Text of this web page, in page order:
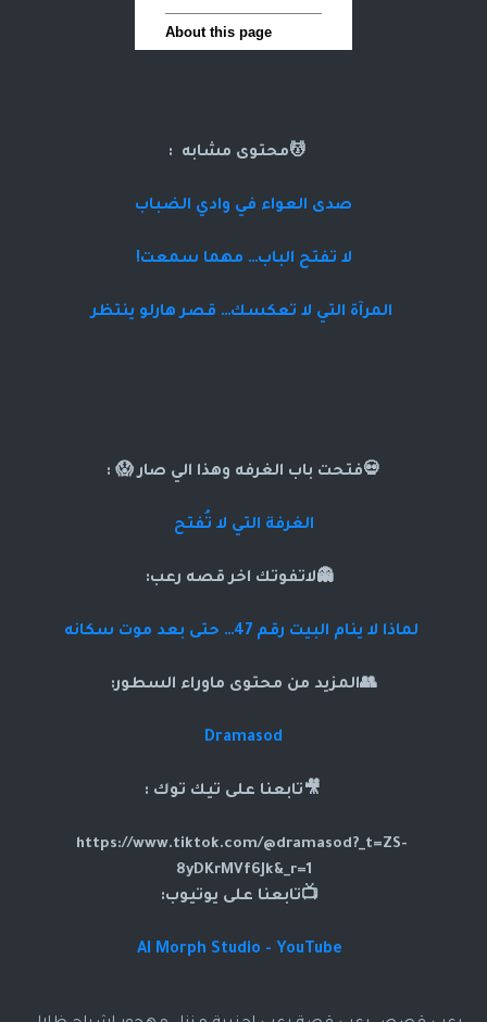
💆محتوى مشابه :
صدى العواء في وادي الضباب
لا تفتح الباب… مهما سمعت!
المرآة التي لا تعكسك… قصر هارلو ينتظر
💀فتحت باب الغرفه وهذا الي صار 😱 :
الغرفة التي لا تُفتح
👻لاتفوتك اخر قصه رعب:
لماذا لا ينام البيت رقم 47… حتى بعد موت سكانه
👥المزيد من محتوى ماوراء السطور:
Dramasod
🎥تابعنا على تيك توك :
https://www.tiktok.com/@dramasod?_t=ZS-
8yDKrMVf6Jk&_r=1
📺تابعنا على يوتيوب:
AI Morph Studio - YouTube